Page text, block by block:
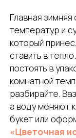
Главная
температур и
который
ставить в
постоять в
комнатной
разбирайте.
а воду меняют
букет или
«Цветочная